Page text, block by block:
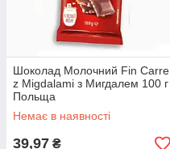
Шоколад Молочний Fin Carre
z Migdalami з Мигдалем 100 г
Польща
Немає в наявності
39,97 ₴